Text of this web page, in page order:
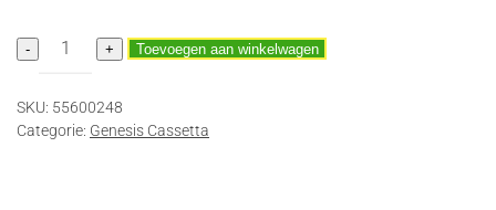
-
Genesis
bak
cm
+ Toevoegen aan winkelwagen
SKU: 55600248
Categorie: Genesis Cassetta